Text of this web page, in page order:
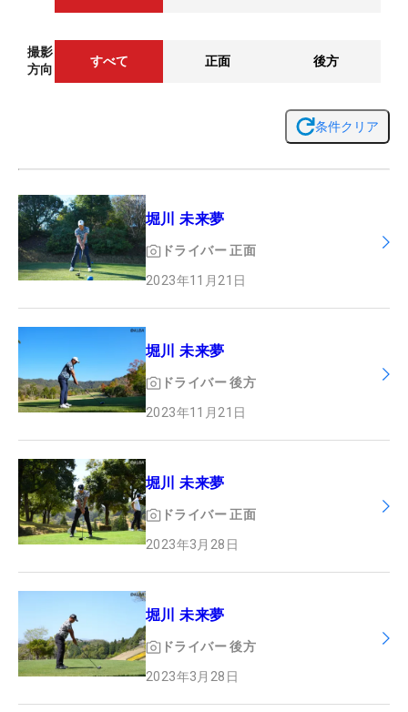
撮影
方向
すべて 正面 後方
条件クリア
堀川 未来夢
ドライバー 正面
2023年11月21日
堀川 未来夢
ドライバー 後方
2023年11月21日
堀川 未来夢
ドライバー 正面
2023年3月28日
堀川 未来夢
ドライバー 後方
2023年3月28日